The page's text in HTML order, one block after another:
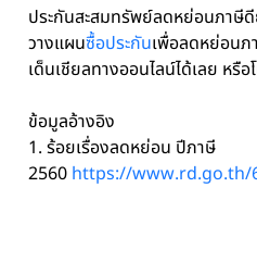
ประกันสะสมทรัพย์ลดหย่อนภาษี
วางแผนซื้อประกันเพื่อลดหย่อนภ
เด็นเชียลทางออนไลน์ได้เลย หรื
ข้อมูลอ้างอิง
1. ร้อยเรื่องลดหย่อน ปีภาษี
2560 https://www.rd.go.th/